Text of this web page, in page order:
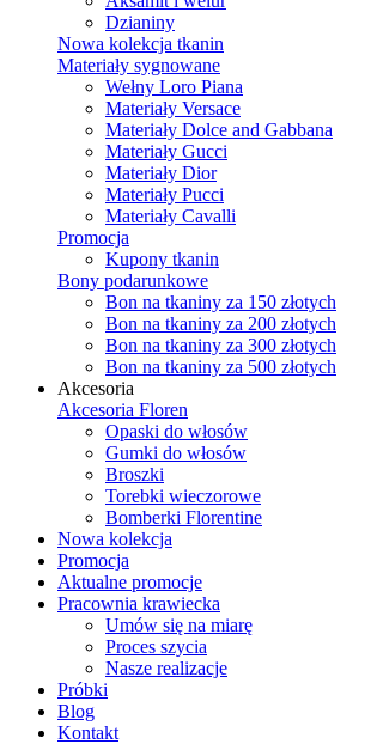
Dzianiny
Nowa kolekcja tkanin
Materiały sygnowane
Wełny Loro Piana
Materiały Versace
Materiały Dolce and Gabbana
Materiały Gucci
Materiały Dior
Materiały Pucci
Materiały Cavalli
Promocja
Kupony tkanin
Bony podarunkowe
Bon na tkaniny za 150 złotych
Bon na tkaniny za 200 złotych
Bon na tkaniny za 300 złotych
Bon na tkaniny za 500 złotych
Akcesoria
Akcesoria Floren
Opaski do włosów
Gumki do włosów
Broszki
Torebki wieczorowe
Bomberki Florentine
Nowa kolekcja
Promocja
Aktualne promocje
Pracownia krawiecka
Umów się na miarę
Proces szycia
Nasze realizacje
Próbki
Blog
Kontakt